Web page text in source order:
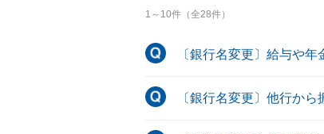
1 ～ 10件（全28件）
〔銀行名変更〕給与や
〔銀行名変更〕他行か